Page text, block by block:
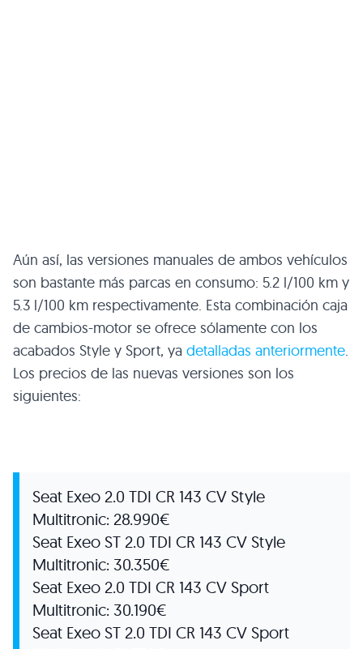
Aún así, las versiones manuales de ambos vehículos
son bastante más parcas en consumo: 5.2 l/100 km y
5.3 l/100 km respectivamente. Esta combinación caja
de cambios-motor se ofrece sólamente con los
acabados Style y Sport, ya detalladas anteriormente.
Los precios de las nuevas versiones son los
siguientes:
Seat Exeo 2.0 TDI CR 143 CV Style
Multitronic: 28.990€
Seat Exeo ST 2.0 TDI CR 143 CV Style
Multitronic: 30.350€
Seat Exeo 2.0 TDI CR 143 CV Sport
Multitronic: 30.190€
Seat Exeo ST 2.0 TDI CR 143 CV Sport